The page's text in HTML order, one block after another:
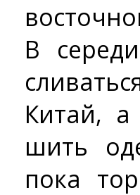
В
Китай,
шить
пока